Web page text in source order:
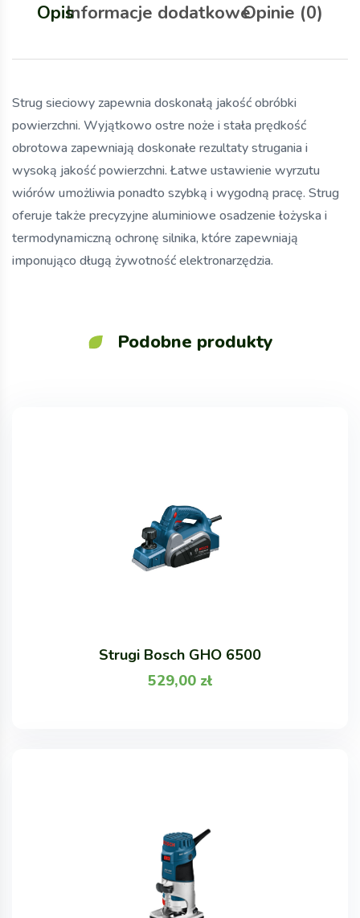
OpisInformacje dodatkoweOpinie (0)
Strug sieciowy zapewnia doskonałą jakość obróbki
powierzchni. Wyjątkowo ostre noże i stała prędkość
obrotowa zapewniają doskonałe rezultaty strugania i
wysoką jakość powierzchni. Łatwe ustawienie wyrzutu
wiórów umożliwia ponadto szybką i wygodną pracę. Strug
oferuje także precyzyjne aluminiowe osadzenie łożyska i
termodynamiczną ochronę silnika, które zapewniają
imponująco długą żywotność elektronarzędzia.
Podobne produkty
Strugi Bosch GHO 6500
529,00 zł